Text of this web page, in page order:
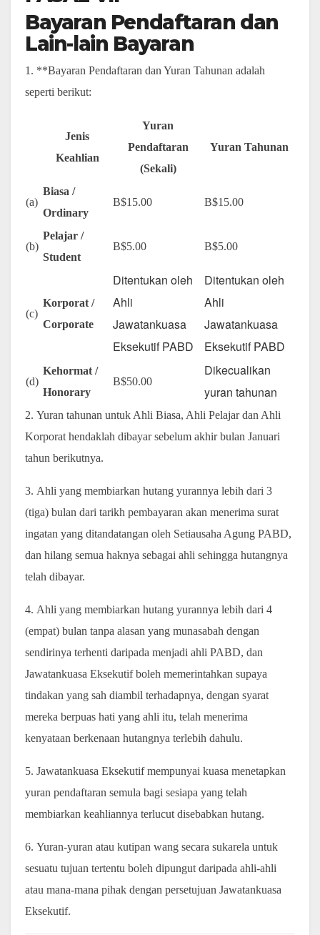
Bayaran Pendaftaran dan
Lain-lain Bayaran
1. **Bayaran Pendaftaran dan Yuran Tahunan adalah
seperti berikut:
Jenis
Keahlian
Yuran
Pendaftaran
(Sekali)
Yuran Tahunan
(a)
Biasa /
Ordinary
B$15.00 B$15.00
(b)
Pelajar /
Student
B$5.00 B$5.00
(c)
Korporat /
Corporate
Ditentukan oleh
Ahli
Jawatankuasa
Eksekutif PABD
Ditentukan oleh
Ahli
Jawatankuasa
Eksekutif PABD
(d)
Kehormat /
Honorary
B$50.00
Dikecualikan
yuran tahunan
2. Yuran tahunan untuk Ahli Biasa, Ahli Pelajar dan Ahli
Korporat hendaklah dibayar sebelum akhir bulan Januari
tahun berikutnya.
3. Ahli yang membiarkan hutang yurannya lebih dari 3
(tiga) bulan dari tarikh pembayaran akan menerima surat
ingatan yang ditandatangan oleh Setiausaha Agung PABD,
dan hilang semua haknya sebagai ahli sehingga hutangnya
telah dibayar.
4. Ahli yang membiarkan hutang yurannya lebih dari 4
(empat) bulan tanpa alasan yang munasabah dengan
sendirinya terhenti daripada menjadi ahli PABD, dan
Jawatankuasa Eksekutif boleh memerintahkan supaya
tindakan yang sah diambil terhadapnya, dengan syarat
mereka berpuas hati yang ahli itu, telah menerima
kenyataan berkenaan hutangnya terlebih dahulu.
5. Jawatankuasa Eksekutif mempunyai kuasa menetapkan
yuran pendaftaran semula bagi sesiapa yang telah
membiarkan keahliannya terlucut disebabkan hutang.
6. Yuran-yuran atau kutipan wang secara sukarela untuk
sesuatu tujuan tertentu boleh dipungut daripada ahli-ahli
atau mana-mana pihak dengan persetujuan Jawatankuasa
Eksekutif.